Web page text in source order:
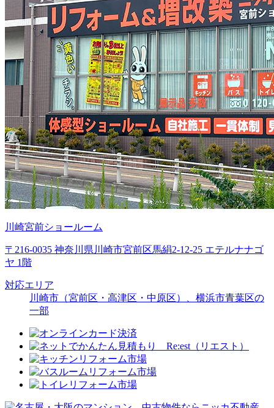
川崎宮前ショールーム
〒216-0035 神奈川県川崎市宮前区馬絹2-12-25 エテルナナゴ
ヤ 1階
対応エリア
川崎市（宮前区・高津区・中原区）、横浜市青葉区の
一部